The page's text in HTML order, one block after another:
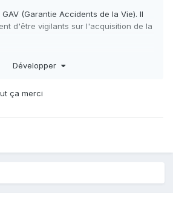
(Garantie Accidents de la Vie). Il
d'être vigilants sur l'acquisition de la
aucun sport à risque, d'autres
garanties.
Développer
ça merci